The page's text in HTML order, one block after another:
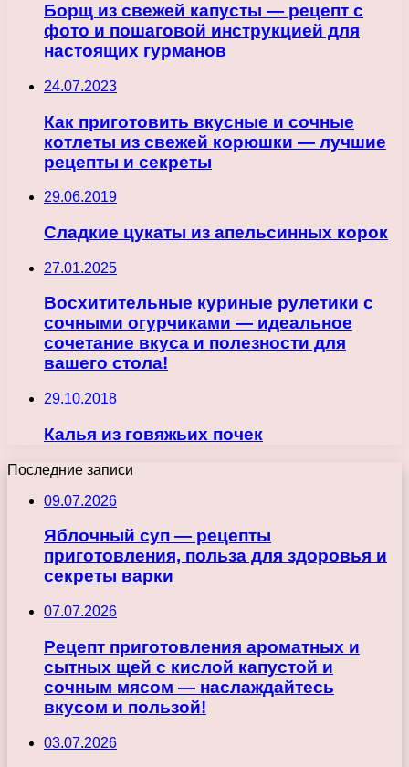
Борщ из свежей капусты — рецепт с
фото и пошаговой инструкцией для
настоящих гурманов
24.07.2023
Как приготовить вкусные и сочные
котлеты из свежей корюшки — лучшие
рецепты и секреты
29.06.2019
Сладкие цукаты из апельсинных корок
27.01.2025
Восхитительные куриные рулетики с
сочными огурчиками — идеальное
сочетание вкуса и полезности для
вашего стола!
29.10.2018
Калья из говяжьих почек
Последние записи
09.07.2026
Яблочный суп — рецепты
приготовления, польза для здоровья и
секреты варки
07.07.2026
Рецепт приготовления ароматных и
сытных щей с кислой капустой и
сочным мясом — наслаждайтесь
вкусом и пользой!
03.07.2026